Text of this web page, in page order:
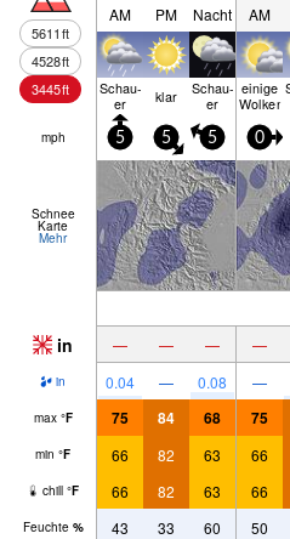
5611ft
4528ft
3445ft
AM PM Nacht AM
Schau­
er klar Schau­
er
einige
Wolken
mph 5 5 5 0
Schnee
Karte
Mehr
in — — — —
in 0.04 — 0.08 —
max °F 75 84 68 75
min °F 66 82 63 66
chill °F 66 82 63 66
Feuchte % 43 33 60 50